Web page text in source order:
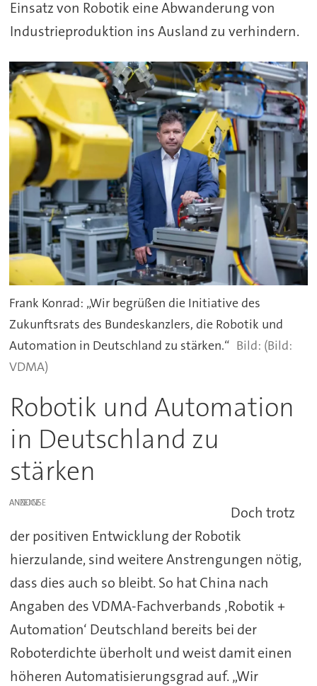
Einsatz von Robotik eine Abwanderung von
Industrieproduktion ins Ausland zu verhindern.
Frank Konrad: „Wir begrüßen die Initiative des
Zukunftsrats des Bundeskanzlers, die Robotik und
Automation in Deutschland zu stärken.“
(Bild:
VDMA)
Robotik und Automation
in Deutschland zu
stärken
ANZEIGE
Doch trotz
der positiven Entwicklung der Robotik
hierzulande, sind weitere Anstrengungen nötig,
dass dies auch so bleibt. So hat China nach
Angaben des VDMA-Fachverbands ‚Robotik +
Automation‘ Deutschland bereits bei der
Roboterdichte überholt und weist damit einen
höheren Automatisierungsgrad auf. „Wir